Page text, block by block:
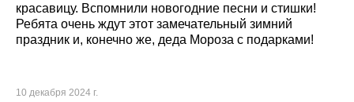
красавицу. Вспомнили новогодние песни и стишки!
Ребята очень ждут этот замечательный зимний
праздник и, конечно же, деда Мороза с подарками!
10 декабря 2024 г.